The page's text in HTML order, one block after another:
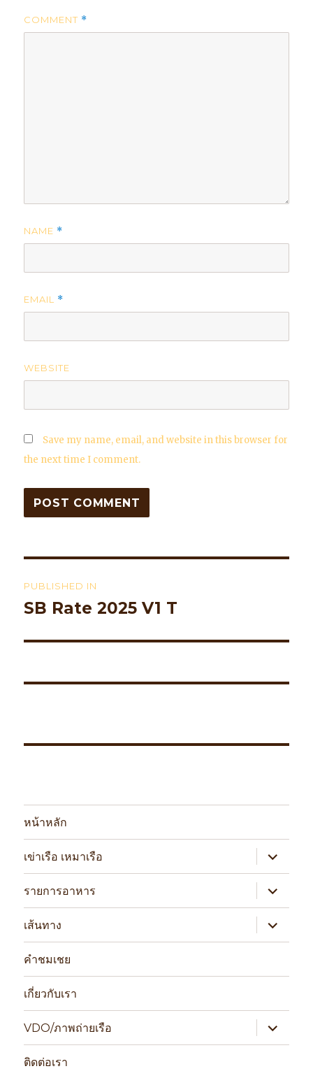
COMMENT *
NAME *
EMAIL *
WEBSITE
Save my name, email, and website in this browser for
the next time I comment.
navigation
PUBLISHED IN
SB Rate 2025 V1 T
หน้าหลัก
เข่าเรือ เหมาเรือ
expand
child
menu
รายการอาหาร
expand
child
menu
เส้นทาง
expand
child
menu
คำชมเชย
เกี่ยวกับเรา
VDO/ภาพถ่ายเรือ
expand
child
menu
ติดต่อเรา